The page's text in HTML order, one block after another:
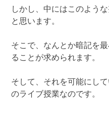
しかし、中にはこのよう
と思います。
そこで、なんとか暗記を
ることが求められます。
そして、それを可能にし
のライブ授業なのです。